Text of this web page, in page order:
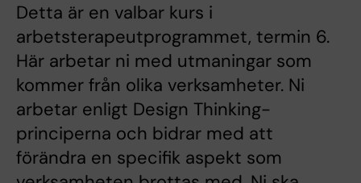
Detta är en valbar kurs i
arbetsterapeutprogrammet, termin 6.
Här arbetar ni med utmaningar som
kommer från olika verksamheter. Ni
arbetar enligt Design Thinking-
principerna och bidrar med att
förändra en specifik aspekt som